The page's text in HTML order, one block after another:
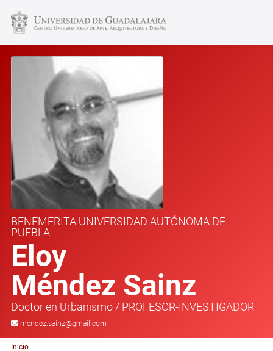
BENEMERITA UNIVERSIDAD AUTÓNOMA DE
PUEBLA
Eloy
Méndez Sainz
Doctor en Urbanismo / PROFESOR-INVESTIGADOR
mendez.sainz@gmail.com
Inicio